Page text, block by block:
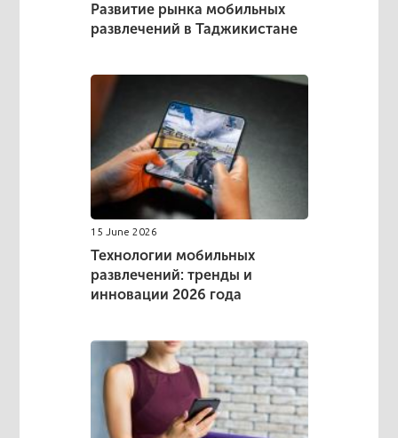
Развитие рынка мобильных
развлечений в Таджикистане
15 June 2026
Технологии мобильных
развлечений: тренды и
инновации 2026 года